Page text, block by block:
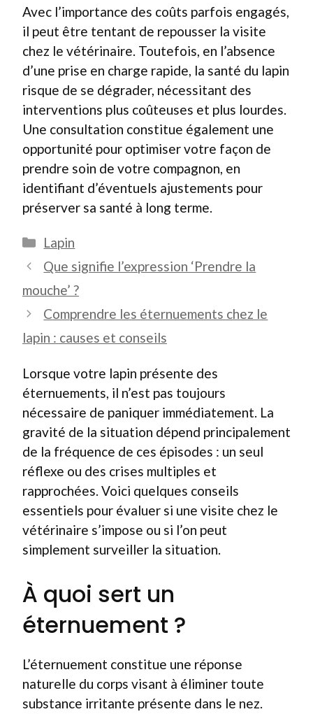
Avec l’importance des coûts parfois engagés,
il peut être tentant de repousser la visite
chez le vétérinaire. Toutefois, en l’absence
d’une prise en charge rapide, la santé du lapin
risque de se dégrader, nécessitant des
interventions plus coûteuses et plus lourdes.
Une consultation constitue également une
opportunité pour optimiser votre façon de
prendre soin de votre compagnon, en
identifiant d’éventuels ajustements pour
préserver sa santé à long terme.
Catégories
Lapin
Que signifie l’expression ‘Prendre la
mouche’ ?
Comprendre les éternuements chez le
lapin : causes et conseils
Lorsque votre lapin présente des
éternuements, il n’est pas toujours
nécessaire de paniquer immédiatement. La
gravité de la situation dépend principalement
de la fréquence de ces épisodes : un seul
réflexe ou des crises multiples et
rapprochées. Voici quelques conseils
essentiels pour évaluer si une visite chez le
vétérinaire s’impose ou si l’on peut
simplement surveiller la situation.
À quoi sert un
éternuement ?
L’éternuement constitue une réponse
naturelle du corps visant à éliminer toute
substance irritante présente dans le nez.